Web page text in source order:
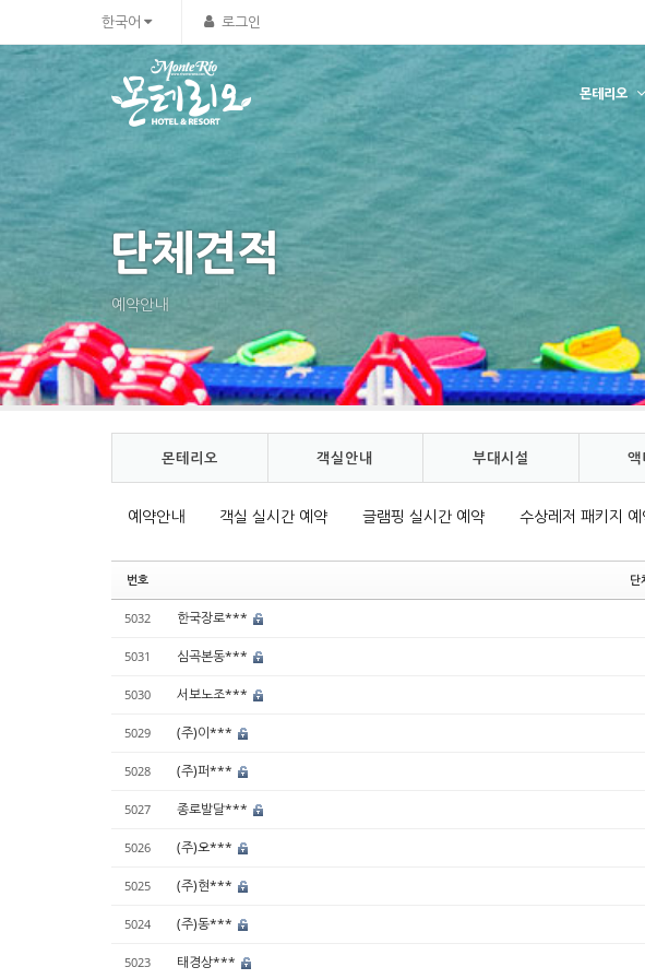
한국어 로그인
몬테리오
단체견적
예약안내
몬테리오 객실안내 부대시설 액
예약안내 객실 실시간 예약 글램핑 실시간 예약 수상레저 패키지
번호 단
5032 한국장로***
5031 심곡본동***
5030 서보노조***
5029 (주)이***
5028 (주)퍼***
5027 종로발달***
5026 (주)오***
5025 (주)현***
5024 (주)동***
5023 태경상***
Sketchbook5, 스케치북5